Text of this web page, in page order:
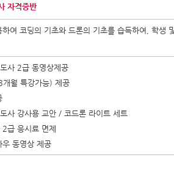
자격증반
여 코딩의 기초와 드론의 기초를 습득하여, 학생
사 2급 동영상제공
월 특강가능) 제공
사 강사용 교안 / 코드론 라이트 세트
급 응시료 면제
동영상 제공